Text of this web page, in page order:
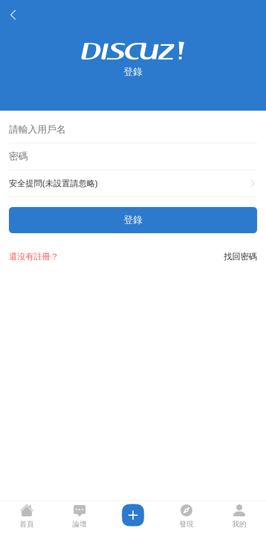
登錄
安全提問(未設置請忽略)
登錄
找回密碼
還沒有註冊？
首頁 論壇 發現 我的